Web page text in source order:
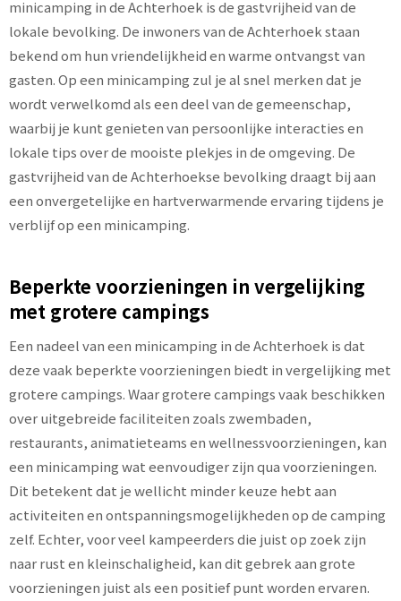
minicamping in de Achterhoek is de gastvrijheid van de
lokale bevolking. De inwoners van de Achterhoek staan
bekend om hun vriendelijkheid en warme ontvangst van
gasten. Op een minicamping zul je al snel merken dat je
wordt verwelkomd als een deel van de gemeenschap,
waarbij je kunt genieten van persoonlijke interacties en
lokale tips over de mooiste plekjes in de omgeving. De
gastvrijheid van de Achterhoekse bevolking draagt bij aan
een onvergetelijke en hartverwarmende ervaring tijdens je
verblijf op een minicamping.
Beperkte voorzieningen in vergelijking
met grotere campings
Een nadeel van een minicamping in de Achterhoek is dat
deze vaak beperkte voorzieningen biedt in vergelijking met
grotere campings. Waar grotere campings vaak beschikken
over uitgebreide faciliteiten zoals zwembaden,
restaurants, animatieteams en wellnessvoorzieningen, kan
een minicamping wat eenvoudiger zijn qua voorzieningen.
Dit betekent dat je wellicht minder keuze hebt aan
activiteiten en ontspanningsmogelijkheden op de camping
zelf. Echter, voor veel kampeerders die juist op zoek zijn
naar rust en kleinschaligheid, kan dit gebrek aan grote
voorzieningen juist als een positief punt worden ervaren.